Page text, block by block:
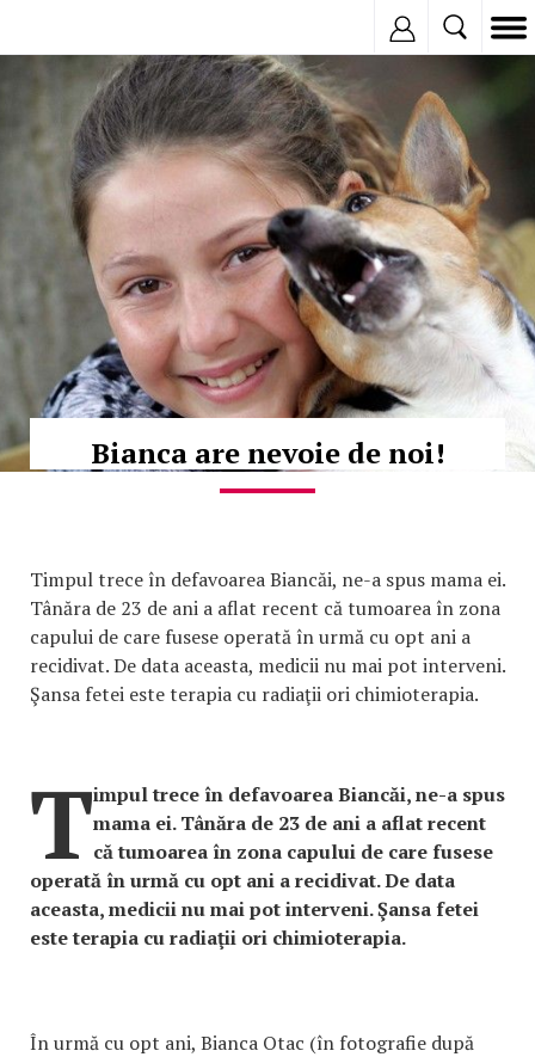
Bianca are nevoie de noi!
Timpul trece în defavoarea Biancăi, ne-a spus mama ei.
Tânăra de 23 de ani a aflat recent că tumoarea în zona
capului de care fusese operată în urmă cu opt ani a
recidivat. De data aceasta, medicii nu mai pot interveni.
Şansa fetei este terapia cu radiaţii ori chimioterapia.
Timpul trece în defavoarea Biancăi, ne-a spus
mama ei. Tânăra de 23 de ani a aflat recent
că tumoarea în zona capului de care fusese
operată în urmă cu opt ani a recidivat. De data
aceasta, medicii nu mai pot interveni. Şansa fetei
este terapia cu radiaţii ori chimioterapia.
În urmă cu opt ani, Bianca Otac (în fotografie după